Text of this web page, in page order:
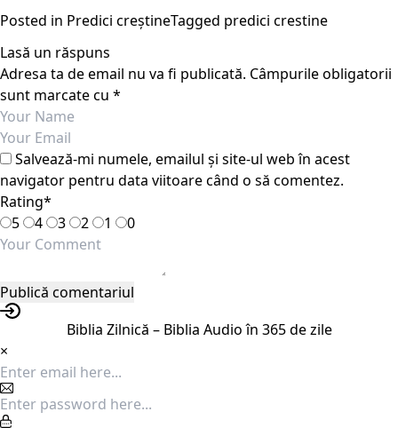
Posted in Predici creștineTagged predici crestine
Lasă un răspuns
Adresa ta de email nu va fi publicată. Câmpurile obligatorii
sunt marcate cu *
Salvează-mi numele, emailul și site-ul web în acest
navigator pentru data viitoare când o să comentez.
Rating*
5
4 3 2 1 0
Biblia Zilnică – Biblia Audio în 365 de zile
×